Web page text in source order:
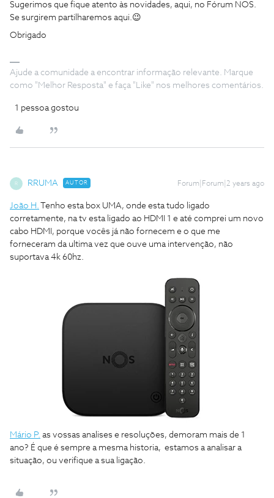
Sugerimos que fique atento às novidades, aqui, no Fórum NOS.
Se surgirem partilharemos aqui.😉
Obrigado
Ajude a comunidade a encontrar informação relevante. Marque
como "Melhor Resposta" e faça "Like" nos melhores comentários.
1 pessoa gostou
R RRUMA AUTOR Forum|Forum|2 years ago
João H. Tenho esta box UMA, onde esta tudo ligado
corretamente, na tv esta ligado ao HDMI 1 e até comprei um novo
cabo HDMI, porque vocês já não fornecem e o que me
forneceram da ultima vez que ouve uma intervenção, não
suportava 4k 60hz.
Mário P. as vossas analises e resoluções, demoram mais de 1
ano? É que é sempre a mesma historia, estamos a analisar a
situação, ou verifique a sua ligação.